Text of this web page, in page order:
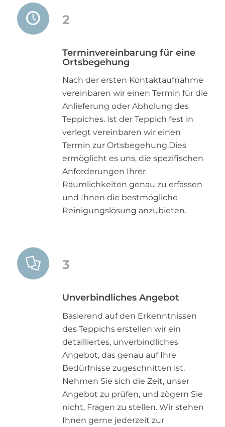
2
Terminvereinbarung für eine
Ortsbegehung
Nach der ersten Kontaktaufnahme
vereinbaren wir einen Termin für die
Anlieferung oder Abholung des
Teppiches. Ist der Teppich fest in
verlegt vereinbaren wir einen
Termin zur Ortsbegehung.Dies
ermöglicht es uns, die spezifischen
Anforderungen Ihrer
Räumlichkeiten genau zu erfassen
und Ihnen die bestmögliche
Reinigungslösung anzubieten.
3
Unverbindliches Angebot
Basierend auf den Erkenntnissen
des Teppichs erstellen wir ein
detailliertes, unverbindliches
Angebot, das genau auf Ihre
Bedürfnisse zugeschnitten ist.
Nehmen Sie sich die Zeit, unser
Angebot zu prüfen, und zögern Sie
nicht, Fragen zu stellen. Wir stehen
Ihnen gerne jederzeit zur